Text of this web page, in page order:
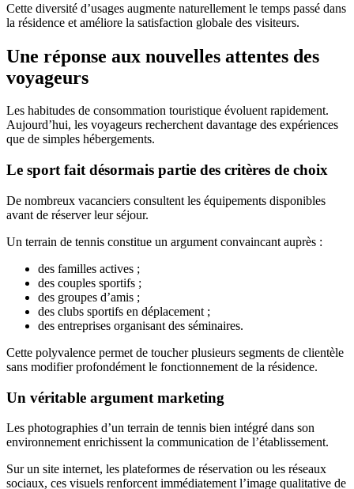
Cette diversité d’usages augmente naturellement le temps passé dans
la résidence et améliore la satisfaction globale des visiteurs.
Une réponse aux nouvelles attentes des
voyageurs
Les habitudes de consommation touristique évoluent rapidement.
Aujourd’hui, les voyageurs recherchent davantage des expériences
que de simples hébergements.
Le sport fait désormais partie des critères de choix
De nombreux vacanciers consultent les équipements disponibles
avant de réserver leur séjour.
Un terrain de tennis constitue un argument convaincant auprès :
des familles actives ;
des couples sportifs ;
des groupes d’amis ;
des clubs sportifs en déplacement ;
des entreprises organisant des séminaires.
Cette polyvalence permet de toucher plusieurs segments de clientèle
sans modifier profondément le fonctionnement de la résidence.
Un véritable argument marketing
Les photographies d’un terrain de tennis bien intégré dans son
environnement enrichissent la communication de l’établissement.
Sur un site internet, les plateformes de réservation ou les réseaux
sociaux, ces visuels renforcent immédiatement l’image qualitative de